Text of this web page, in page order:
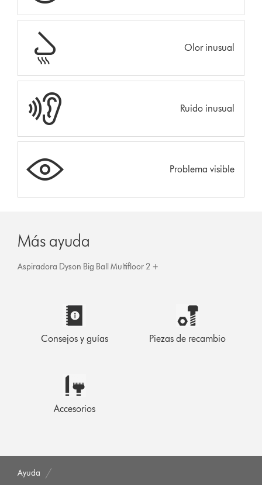
Olor inusual
Ruido inusual
Problema visible
Más ayuda
Aspiradora Dyson Big Ball Multifloor 2 +
Consejos y guías Piezas de recambio
Accesorios
Ayuda